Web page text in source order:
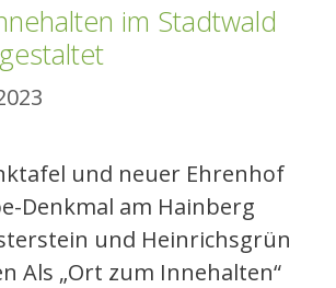
im Stadtwald
und neuer Ehrenhof
Denkmal am Hainberg
und Heinrichsgrün
Als „Ort zum Innehalten“